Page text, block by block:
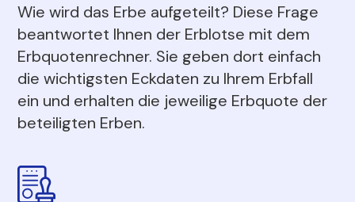
Wie wird das Erbe aufgeteilt? Diese Frage
beantwortet Ihnen der Erblotse mit dem
Erbquotenrechner. Sie geben dort einfach
die wichtigsten Eckdaten zu Ihrem Erbfall
ein und erhalten die jeweilige Erbquote der
beteiligten Erben.